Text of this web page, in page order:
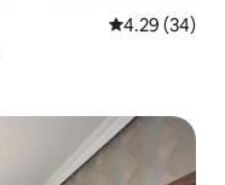
Calificación
4.29 (34)